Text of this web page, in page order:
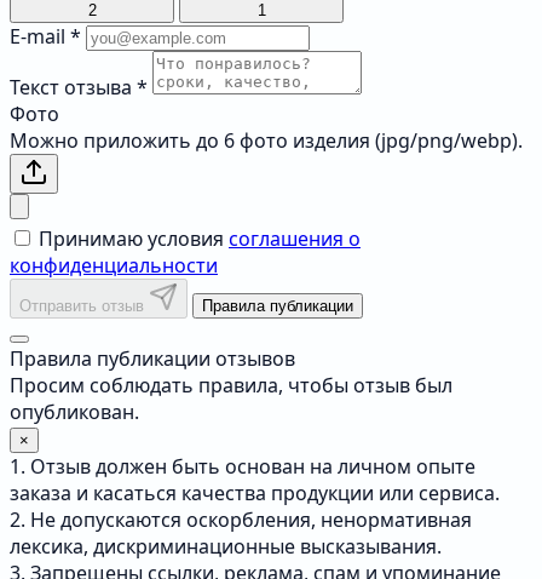
2 1
E-mail *
Текст отзыва *
Фото
Можно приложить до 6 фото изделия (jpg/png/webp).
Принимаю условия соглашения о
конфиденциальности
Отправить отзыв Правила публикации
Правила публикации отзывов
Просим соблюдать правила, чтобы отзыв был
опубликован.
×
1. Отзыв должен быть основан на личном опыте
заказа и касаться качества продукции или сервиса.
2. Не допускаются оскорбления, ненормативная
лексика, дискриминационные высказывания.
3. Запрещены ссылки, реклама, спам и упоминание